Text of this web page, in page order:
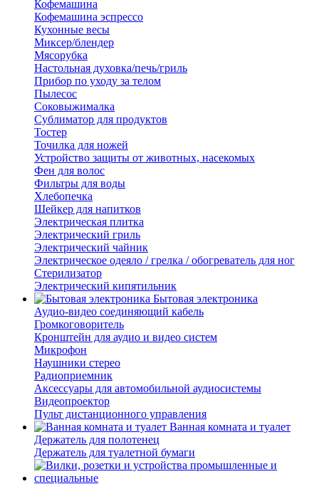
Кофемашина
Кофемашина эспрессо
Кухонные весы
Миксер/блендер
Мясорубка
Настольная духовка/печь/гриль
Прибор по уходу за телом
Пылесос
Соковыжималка
Сублиматор для продуктов
Тостер
Точилка для ножей
Устройство защиты от животных, насекомых
Фен для волос
Фильтры для воды
Хлебопечка
Шейкер для напитков
Электрическая плитка
Электрический гриль
Электрический чайник
Электрическое одеяло / грелка / обогреватель для ног
Стерилизатор
Электрический кипятильник
Бытовая электроника
Аудио-видео соединяющий кабель
Громкоговоритель
Кронштейн для аудио и видео систем
Микрофон
Наушники стерео
Радиоприемник
Аксессуары для автомобильной аудиосистемы
Видеопроектор
Пульт дистанционного управления
Ванная комната и туалет
Держатель для полотенец
Держатель для туалетной бумаги